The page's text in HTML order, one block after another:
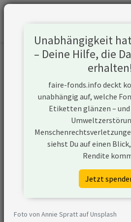
Informationen zum Unternehmen
Nokia
https://
Konflikte
Nokia ist ein
mit Sitz im
mangelnder
Die
Unabhängigkeit
– Deine Hilfe, die
faire-fonds.info deckt
unabhängig auf, welche
Etiketten glänzen –
siehst Du auf einen
Rendite
Jetzt
Foto von Annie Spratt auf Unsplash